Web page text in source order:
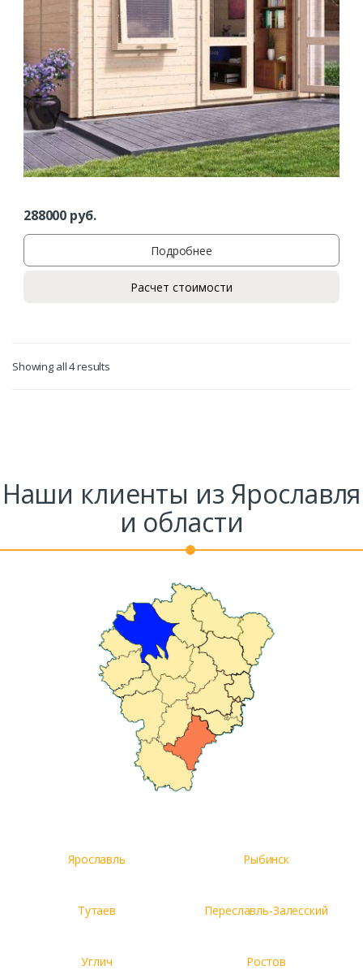
Ваш телефон*
Комментарий к заказу
288000 руб.
Подробнее
Расчет стоимости
Showing all 4 results
Наши клиенты из Ярославля
и области
Ярославль Рыбинск
Тутаев Переславль-Залесский
Углич Ростов